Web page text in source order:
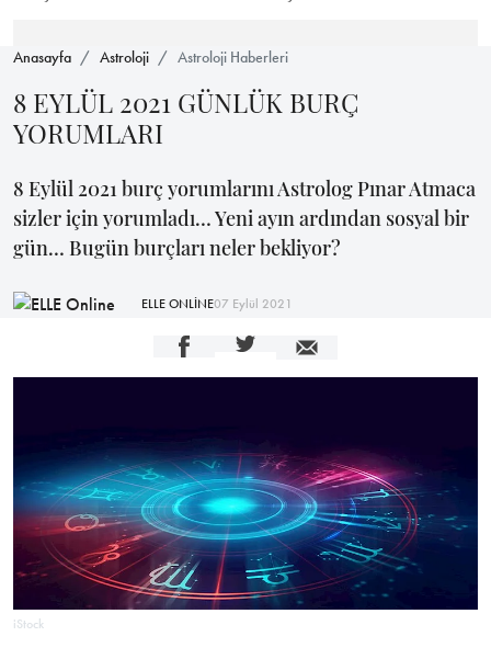
Anasayfa Astroloji Astroloji Haberleri
8 EYLÜL 2021 GÜNLÜK BURÇ
YORUMLARI
8 Eylül 2021 burç yorumlarını Astrolog Pınar Atmaca
sizler için yorumladı… Yeni ayın ardından sosyal bir
gün… Bugün burçları neler bekliyor?
ELLE ONLİNE07 Eylül 2021
iStock